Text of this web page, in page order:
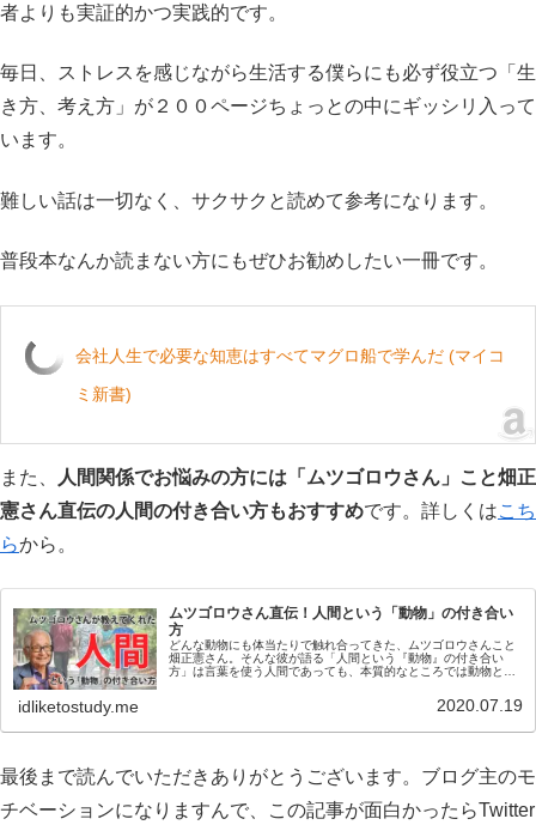
者よりも実証的かつ実践的です。
毎日、ストレスを感じながら生活する僕らにも必ず役立つ「生
き方、考え方」が２００ページちょっとの中にギッシリ入って
います。
難しい話は一切なく、サクサクと読めて参考になります。
普段本なんか読まない方にもぜひお勧めしたい一冊です。
会社人生で必要な知恵はすべてマグロ船で学んだ (マイコ
ミ新書)
また、
人間関係でお悩みの方には「ムツゴロウさん」こと畑正
憲さん直伝の人間の付き合い方もおすすめです。詳しくはこち
らから。
ムツゴロウさん直伝！人間という「動物」の付き合い
方
どんな動物にも体当たりで触れ合ってきた、ムツゴロウさんこと
畑正憲さん。そんな彼が語る「人間という『動物』の付き合い
方」は言葉を使う人間であっても、本質的なところでは動物と同
idliketostudy.me 2020.07.19
最後まで読んでいただきありがとうございます。ブログ主のモ
チベーションになりますんで、この記事が面白かったらTwitter